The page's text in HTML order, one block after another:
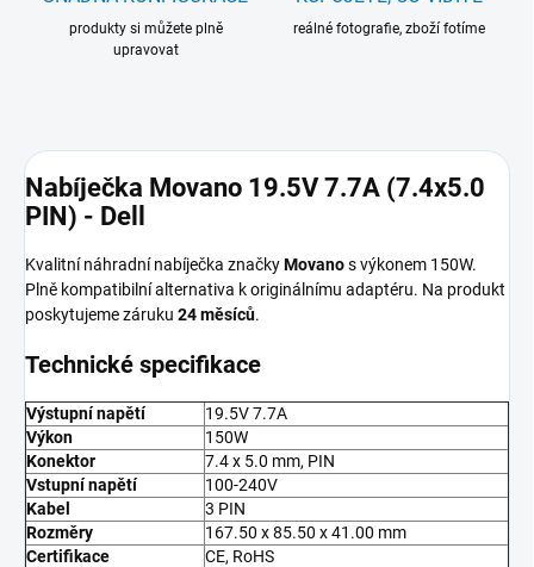
produkty si můžete plně
upravovat
reálné fotografie, zboží fotíme
Nabíječka Movano 19.5V 7.7A (7.4x5.0
PIN) - Dell
Kvalitní náhradní nabíječka značkyMovanos výkonem 150W.
Plně kompatibilní alternativa k originálnímu adaptéru. Na produkt
poskytujeme záruku 24 měsíců.
Technické specifikace
Výstupní napětí
19.5V 7.7A
Výkon
150W
Konektor
7.4 x 5.0 mm, PIN
Vstupní napětí
100-240V
Kabel
3 PIN
Rozměry
167.50 x 85.50 x 41.00 mm
Certifikace
CE, RoHS